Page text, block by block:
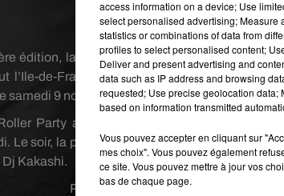
Publié : 8 novembre 2019 à 12h30
Crédit image:
édition, la Pantinoire ne fait pas les choses
l’Ile-de-France durant cette période. La ville
samedi 9 novembre 2019 de 14h à minuit.
Party accueille aussi bien les grands
Le soir, la piste se transforme et vous allez
Kakashi.
access information on a device; Use
select personalised advertising; Measure
statistics or combinations of data from
profiles to select personalised content;
Deliver and present advertising and
data such as IP address and browsing
requested; Use precise geolocation data;
based on information transmitted
Vous pouvez accepter en cliquant sur
mes choix". Vous pouvez également
ce site. Vous pouvez mettre à jour vos
bas de chaque page.